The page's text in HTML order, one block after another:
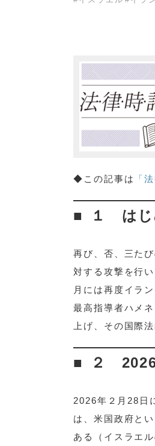
◆この記事は 「
１ はじ
再び、否、三た
対する攻撃を行
月には再度イラ
最高指導者ハメ
上げ、その国際
２ 2026
2026年２月28日
は、米国政府と
ある（イスラエ